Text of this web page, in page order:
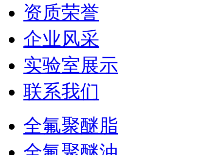
资质荣誉
企业风采
实验室展示
联系我们
全氟聚醚脂